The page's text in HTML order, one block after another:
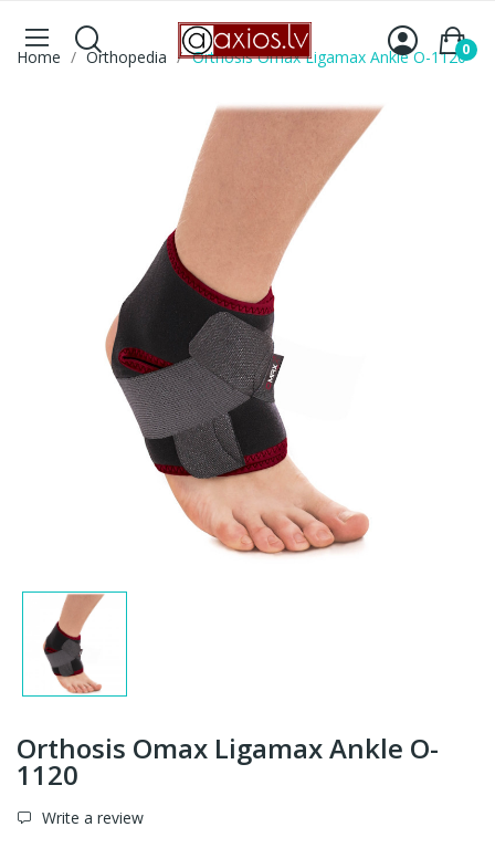
0
Home Orthopedia Orthosis Omax Ligamax Ankle O-1120
Orthosis Omax Ligamax Ankle O-
1120
Write a review